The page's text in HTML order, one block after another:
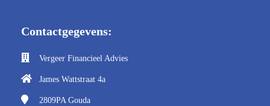
Contactgegevens:
Vergeer Financieel Advies
James Wattstraat 4a
2809PA Gouda